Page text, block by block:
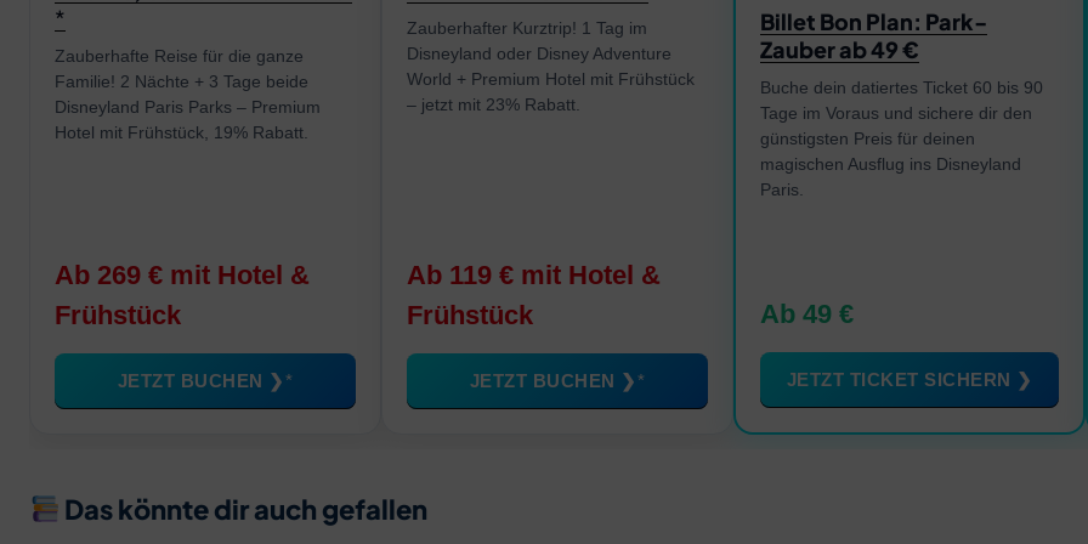
Zauberhafte Reise für die ganze
Familie! 2 Nächte + 3 Tage beide
Disneyland Paris Parks – Premium
Hotel mit Frühstück, 19% Rabatt.
Ab 269 € mit Hotel &
Frühstück
JETZT BUCHEN ❯
Zauberhafter Kurztrip! 1 Tag im
Disneyland oder Disney Adventure
World + Premium Hotel mit Frühstück
– jetzt mit 23% Rabatt.
Ab 119 € mit Hotel &
Frühstück
JETZT BUCHEN ❯
Billet Bon Plan: Park-
Zauber ab 49 €
Buche dein datiertes Ticket 60 bis 90
Tage im Voraus und sichere dir den
günstigsten Preis für deinen
magischen Ausflug ins Disneyland
Paris.
Ab 49 €
JETZT TICKET SICHERN ❯
Das könnte dir auch gefallen